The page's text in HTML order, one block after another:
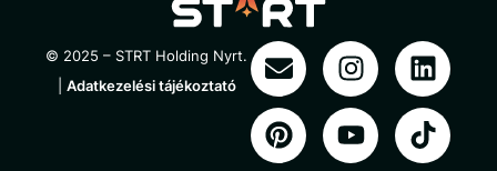
© 2025 – STRT Holding Nyrt.
Adatkezelési tájékoztató